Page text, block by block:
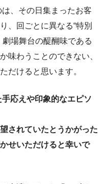
、その日集まったお客
、回ごとに異なる“特別
場舞台の醍醐味である
味わうことのできない、
だけると思います。
応えや印象的なエピソ
されていたとうかがった
せいただけると幸いで